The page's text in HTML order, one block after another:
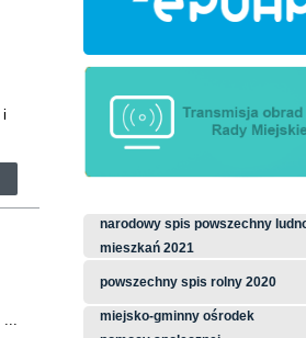
i
narodowy spis powszechny
mieszkań 2021
powszechny spis rolny 2020
miejsko-gminny ośrodek